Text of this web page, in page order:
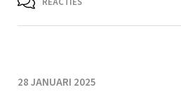
28 JANUARI 2025